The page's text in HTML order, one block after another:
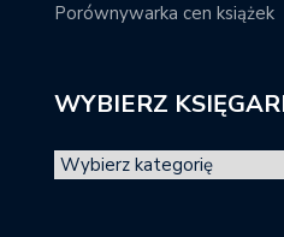
Porównywarka cen książek
WYBIERZ